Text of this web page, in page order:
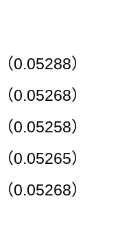
0.05288）
0.05268）
0.05258）
0.05265）
0.05268）